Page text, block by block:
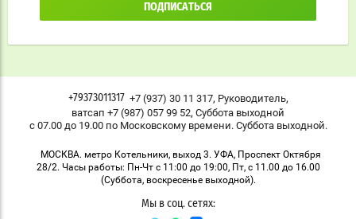
ПОДПИСАТЬСЯ
+79373011317 +7 (937) 30 11 317, Руководитель,
ватсап +7 (987) 057 99 52, Суббота выходной
с 07.00 до 19.00 по Московскому времени. Суббота выходной.
МОСКВА. метро Котельники, выход 3. УФА, Проспект Октября
28/2. Часы работы: Пн-Чт с 11:00 до 19:00, Пт, с 11.00 до 16.00
(Суббота, воскресенье выходной).
Мы в соц. сетях: